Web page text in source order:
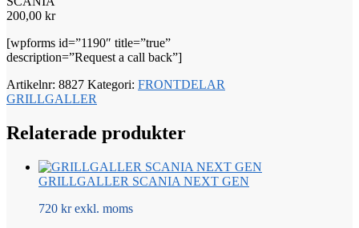
200,00 kr
[wpforms id=”1190″ title=”true”
description=”Request a call back”]
Artikelnr: 8827 Kategori: FRONTDELAR
GRILLGALLER
Relaterade produkter
GRILLGALLER SCANIA NEXT GEN
720 kr exkl. moms